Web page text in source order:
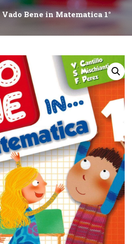
Vado Bene in Matematica 1°